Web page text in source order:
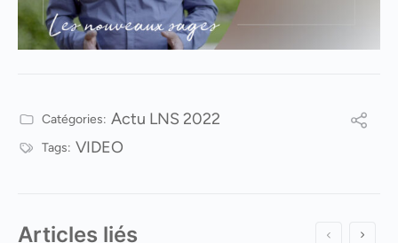
Catégories: Actu LNS 2022
Tags: VIDEO
Articles liés